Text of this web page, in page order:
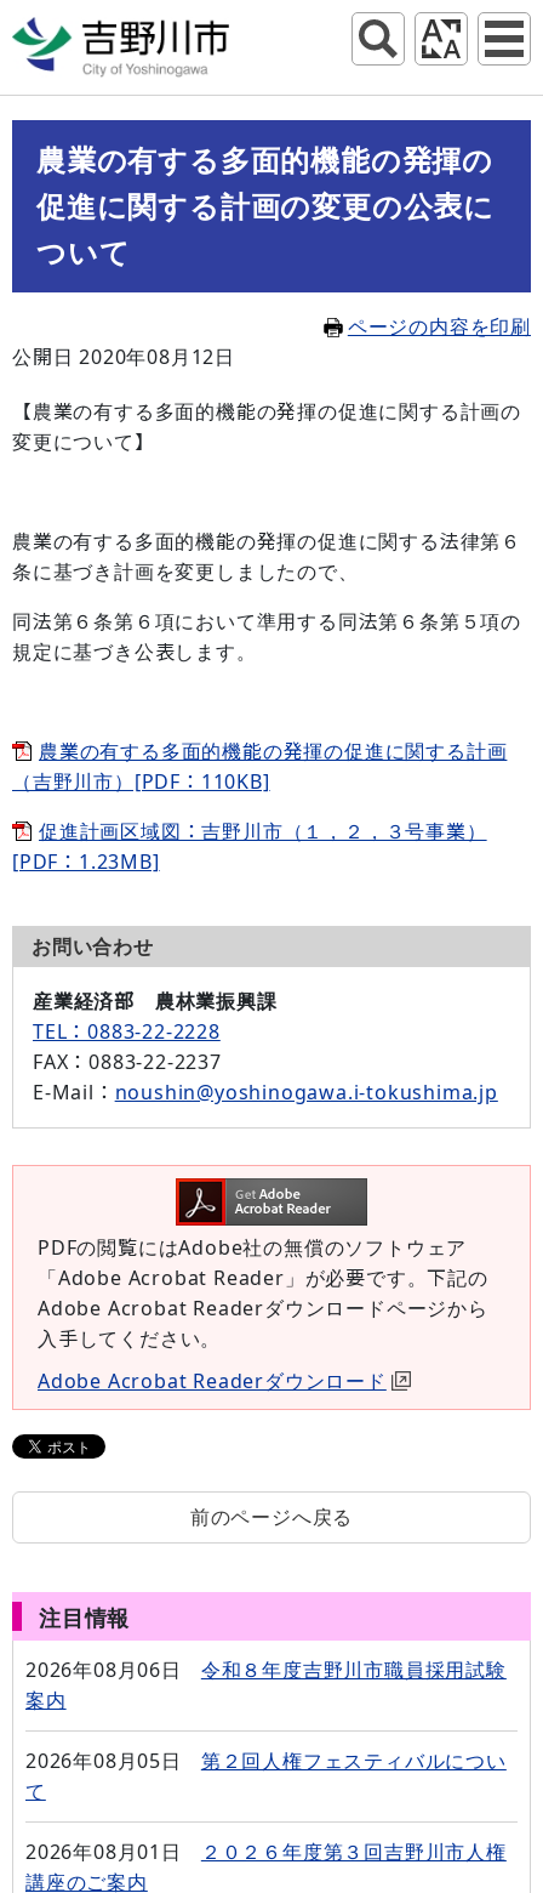
農業の有する多面的機能の発揮の
促進に関する計画の変更の公表に
ついて
ページの内容を印刷
公開日 2020年08月12日
【農業の有する多面的機能の発揮の促進に関する計画の
変更について】
農業の有する多面的機能の発揮の促進に関する法律第６
条に基づき計画を変更しましたので、
同法第６条第６項において準用する同法第６条第５項の
規定に基づき公表します。
農業の有する多面的機能の発揮の促進に関する計画
（吉野川市）[PDF：110KB]
促進計画区域図：吉野川市（１，２，３号事業）
[PDF：1.23MB]
お問い合わせ
産業経済部 農林業振興課
TEL：0883-22-2228
FAX ：0883-22-2237
E-Mail ： noushin@yoshinogawa.i-tokushima.jp
PDFの閲覧にはAdobe社の無償のソフトウェア
「Adobe Acrobat Reader」が必要です。下記の
Adobe Acrobat Readerダウンロードページから
入手してください。
Adobe Acrobat Readerダウンロード
前のページへ戻る
注目情報
2026年08月06日
令和８年度吉野川市職員採用試験
案内
2026年08月05日
第２回人権フェスティバルについ
て
2026年08月01日
２０２６年度第３回吉野川市人権
講座のご案内